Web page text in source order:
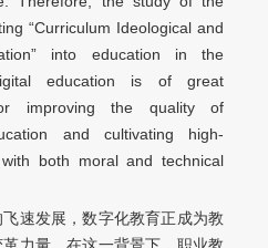
“Curriculum Ideological and
into education in the
education is of great
improving the quality of
and cultivating high-
both moral and technical
速发展，数字化教育正成为教